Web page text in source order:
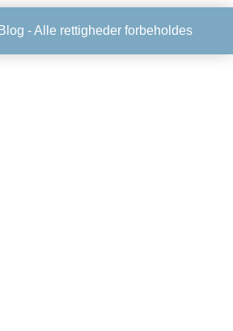
Blog - Alle rettigheder forbeholdes